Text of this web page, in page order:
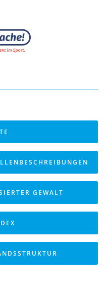
GEWALT